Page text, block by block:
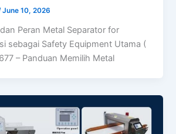
June 10, 2026
Peran Metal Separator for
sebagai Safety Equipment Utama (
– Panduan Memilih Metal